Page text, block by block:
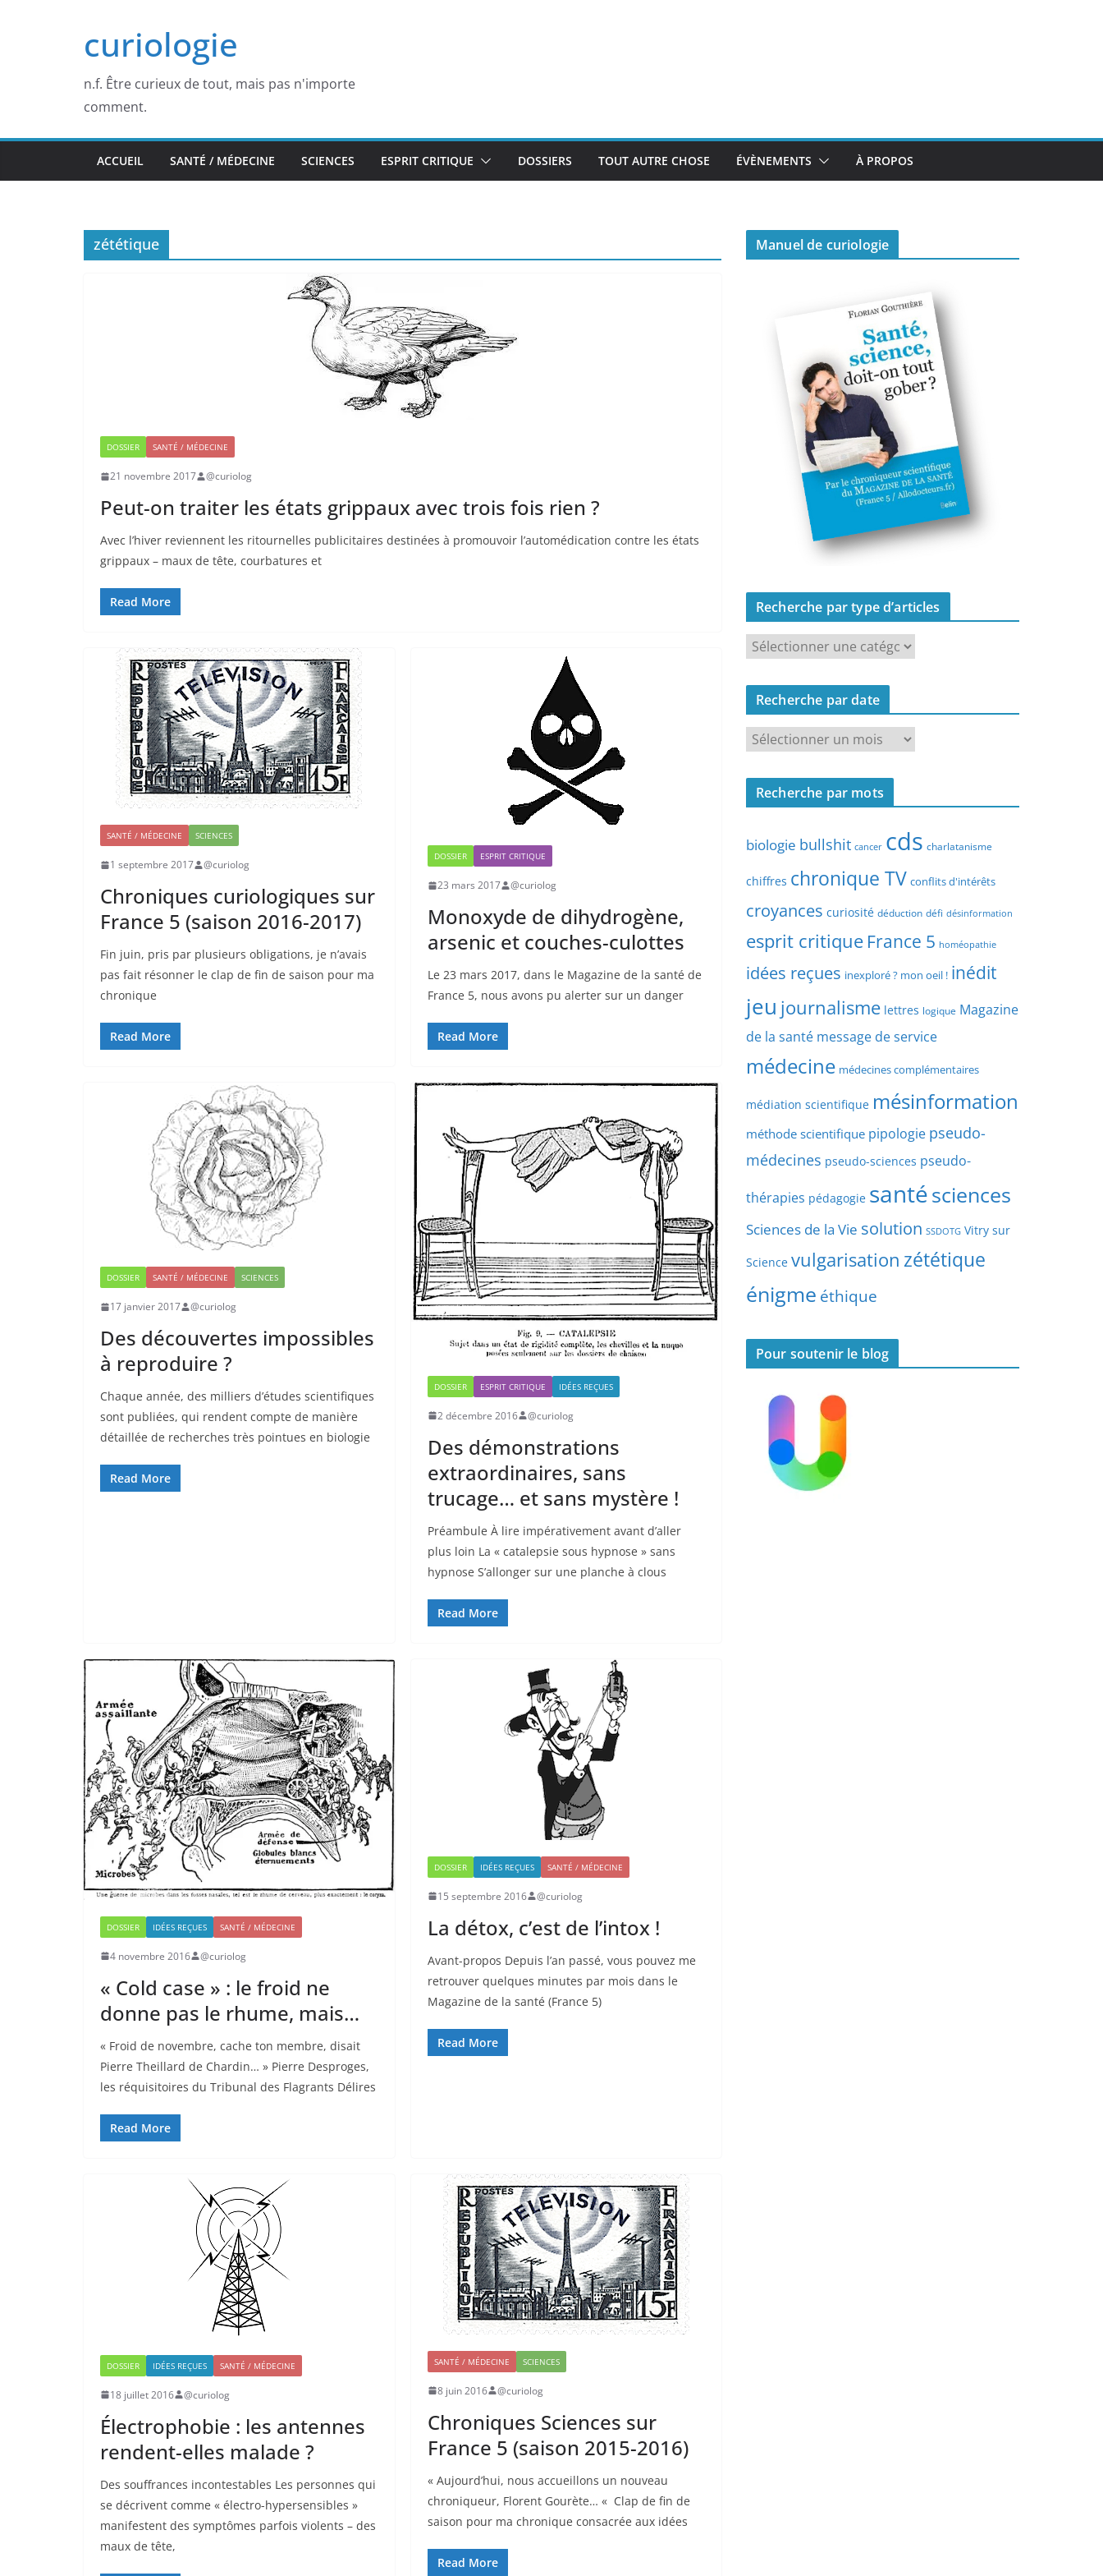
curiologie
n.f. Être curieux de tout, mais pas n'importe
comment.
ACCUEIL SANTÉ / MÉDECINE SCIENCES ESPRIT CRITIQUE DOSSIERS TOUT AUTRE CHOSE ÉVÈNEMENTS À PROPOS
zététique
DOSSIER SANTÉ / MÉDECINE
21 novembre 2017 @curiolog
Peut-on traiter les états grippaux avec trois fois rien ?
Avec l’hiver reviennent les ritournelles publicitaires destinées à promouvoir l’automédication contre les états
grippaux – maux de tête, courbatures et
Read More
SANTÉ / MÉDECINE SCIENCES
1 septembre 2017 @curiolog
Chroniques curiologiques sur
France 5 (saison 2016-2017)
Fin juin, pris par plusieurs obligations, je n’avais
pas fait résonner le clap de fin de saison pour ma
chronique
Read More
DOSSIER ESPRIT CRITIQUE
23 mars 2017 @curiolog
Monoxyde de dihydrogène,
arsenic et couches-culottes
Le 23 mars 2017, dans le Magazine de la santé de
France 5, nous avons pu alerter sur un danger
Read More
DOSSIER SANTÉ / MÉDECINE SCIENCES
17 janvier 2017 @curiolog
Des découvertes impossibles
à reproduire ?
Chaque année, des milliers d’études scientifiques
sont publiées, qui rendent compte de manière
détaillée de recherches très pointues en biologie
Read More
DOSSIER ESPRIT CRITIQUE IDÉES REÇUES
2 décembre 2016 @curiolog
Des démonstrations
extraordinaires, sans
trucage… et sans mystère !
Préambule À lire impérativement avant d’aller
plus loin La « catalepsie sous hypnose » sans
hypnose S’allonger sur une planche à clous
Read More
DOSSIER IDÉES REÇUES SANTÉ / MÉDECINE
4 novembre 2016 @curiolog
« Cold case » : le froid ne
donne pas le rhume, mais…
« Froid de novembre, cache ton membre, disait
Pierre Theillard de Chardin… » Pierre Desproges,
les réquisitoires du Tribunal des Flagrants Délires
Read More
DOSSIER IDÉES REÇUES SANTÉ / MÉDECINE
15 septembre 2016 @curiolog
La détox, c’est de l’intox !
Avant-propos Depuis l’an passé, vous pouvez me
retrouver quelques minutes par mois dans le
Magazine de la santé (France 5)
Read More
DOSSIER IDÉES REÇUES SANTÉ / MÉDECINE
18 juillet 2016 @curiolog
Électrophobie : les antennes
rendent-elles malade ?
Des souffrances incontestables Les personnes qui
se décrivent comme « électro-hypersensibles »
manifestent des symptômes parfois violents – des
maux de tête,
SANTÉ / MÉDECINE SCIENCES
8 juin 2016 @curiolog
Chroniques Sciences sur
France 5 (saison 2015-2016)
« Aujourd’hui, nous accueillons un nouveau
chroniqueur, Florent Gourète… « Clap de fin de
saison pour ma chronique consacrée aux idées
Read More
Manuel de curiologie
Recherche par type d’articles
e
c
e
e
a
t
y
e
d
a
r
i
e
s
Recherche par date
e
c
r
h
p
a
d
a
t
e
Recherche par mots
biologie bullshit cancer cds charlatanisme
chiffres chronique TV conflits d'intérêts
croyances curiosité déduction défi désinformation
esprit critique France 5 homéopathie
idées reçues inexploré ? mon oeil ! inédit
jeu journalisme lettres logique Magazine
de la santé message de service
médecine médecines complémentaires
médiation scientifique mésinformation
méthode scientifique pipologie pseudo-
médecines pseudo-sciences pseudo-
thérapies pédagogie santésciences
Sciences de la Vie solution SSDOTG Vitry sur
Science vulgarisation zététique
énigme éthique
Pour soutenir le blog